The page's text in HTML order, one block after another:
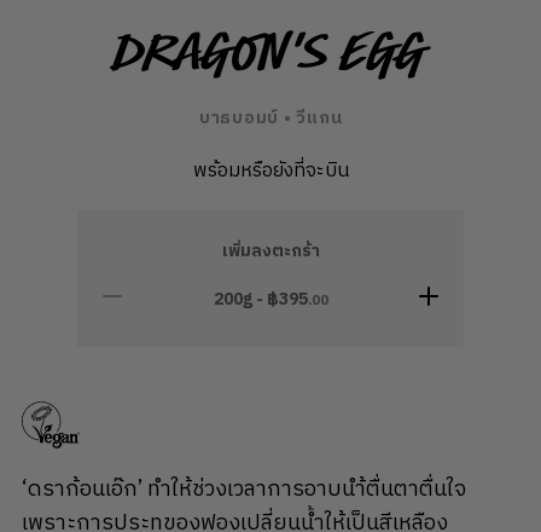
Dragon's Egg
บาธบอมบ์ • วีแกน
พร้อมหรือยังที่จะบิน
เพิ่มลงตะกร้า
200g - ฿395.00
‘ดราก้อนเอ๊ก’ ทำให้ช่วงเวลาการอาบนำ้ตื่นตาตื่นใจ
เพราะการประทุของฟองเปลี่ยนน้ำให้เป็นสีเหลือง